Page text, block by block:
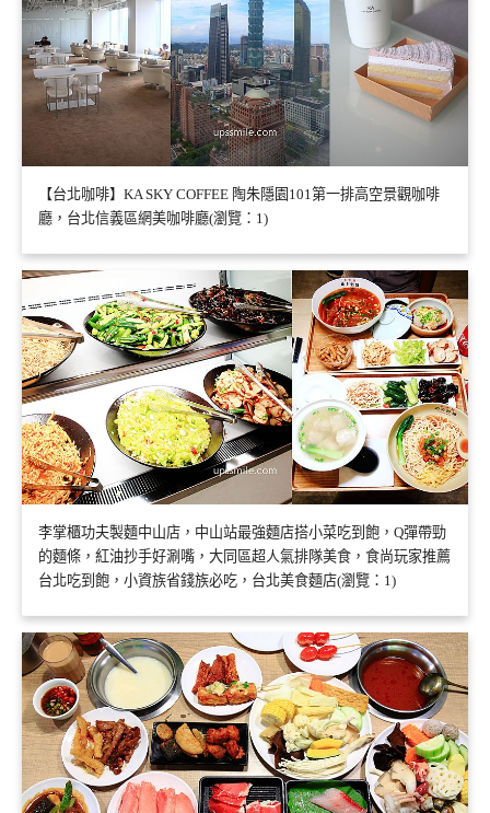
【台北咖啡】KA SKY COFFEE 陶朱隱園101第一排高空景觀咖啡
廳，台北信義區網美咖啡廳(瀏覽：1)
李掌櫃功夫製麵中山店，中山站最強麵店搭小菜吃到飽，Q彈帶勁
的麵條，紅油抄手好涮嘴，大同區超人氣排隊美食，食尚玩家推薦
台北吃到飽，小資族省錢族必吃，台北美食麵店(瀏覽：1)